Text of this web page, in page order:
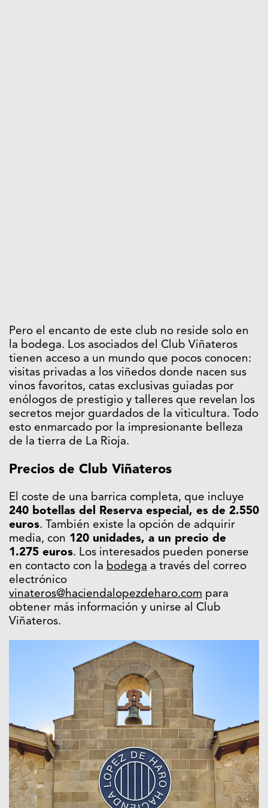
Pero el encanto de este club no reside solo en
la bodega. Los asociados del Club Viñateros
tienen acceso a un mundo que pocos conocen:
visitas privadas a los viñedos donde nacen sus
vinos favoritos, catas exclusivas guiadas por
enólogos de prestigio y talleres que revelan los
secretos mejor guardados de la viticultura. Todo
esto enmarcado por la impresionante belleza
de la tierra de La Rioja.
Precios de Club Viñateros
El coste de una barrica completa, que incluye
240 botellas del Reserva especial, es de 2.550
euros. También existe la opción de adquirir
media, con 120 unidades, a un precio de
1.275 euros. Los interesados pueden ponerse
en contacto con la bodega a través del correo
electrónico
vinateros@haciendalopezdeharo.com para
obtener más información y unirse al Club
Viñateros.